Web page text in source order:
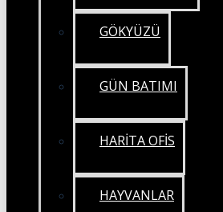
GÖKYÜZÜ
GÜN BATIMI
HARİTA OFİS
HAYVANLAR